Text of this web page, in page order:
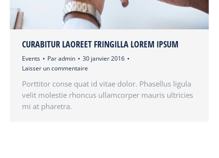
CURABITUR LAOREET FRINGILLA LOREM IPSUM
Events Paradmin
30 janvier 2016
Laisser un commentaire
Porttitor conse quat id vitae dolor. Phasellus ligula
velit molestie rhoncus ullamcorper mauris ultricies
mi at pharetra.